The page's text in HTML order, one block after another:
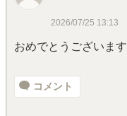
2026/07/25 13:13
おめでとうございます
コメント